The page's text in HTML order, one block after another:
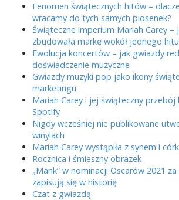
Fenomen świątecznych hitów –
wracamy do tych samych piosenek?
Świąteczne imperium Mariah Carey –
zbudowała markę wokół jednego
Ewolucja koncertów – jak gwiazdy
doświadczenie muzyczne
Gwiazdy muzyki pop jako ikony
marketingu
Mariah Carey i jej świąteczny
Spotify
Nigdy wcześniej nie publikowane
winylach
Mariah Carey wystąpiła z synem i
Rocznica i śmieszny obrazek
„Mank” w nominacji Oscarów 2021
zapisują się w historię
Czat z gwiazdą